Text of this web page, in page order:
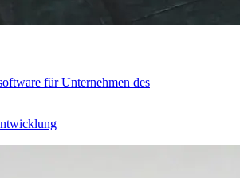
für Unternehmen des